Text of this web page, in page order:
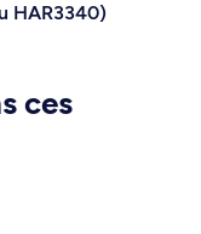
HAR3340)
ces